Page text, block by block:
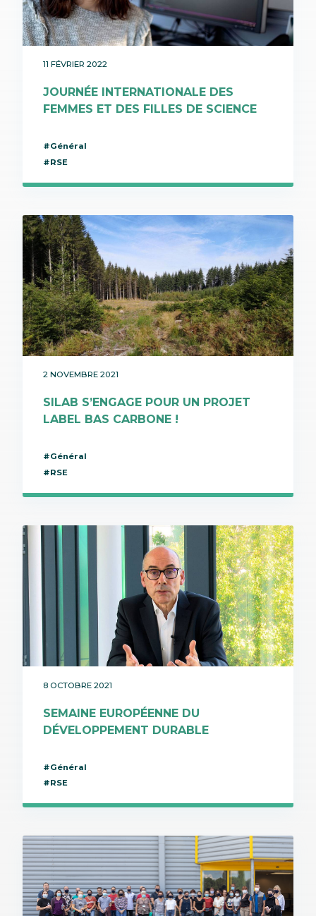
11 FÉVRIER 2022
JOURNÉE INTERNATIONALE DES
FEMMES ET DES FILLES DE SCIENCE
#Général
#RSE
2 NOVEMBRE 2021
SILAB S’ENGAGE POUR UN PROJET
LABEL BAS CARBONE !
#Général
#RSE
8 OCTOBRE 2021
SEMAINE EUROPÉENNE DU
DÉVELOPPEMENT DURABLE
#Général
#RSE